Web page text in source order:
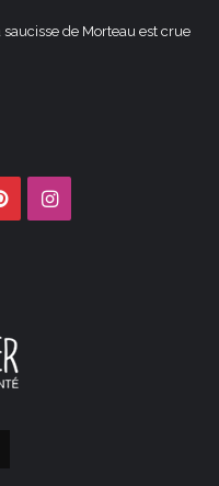
de Morteau est crue
PinterestInstagram